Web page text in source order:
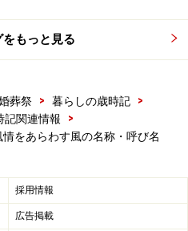
。
る風。暴風雨の前兆として
呼び名
もっと見る
葬祭 > 暮らしの歳時記
>
記関連情報
>
をあらわす風の名称・呼び名
採用情報
広告掲載